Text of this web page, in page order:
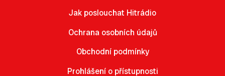
Jak poslouchat Hitrádio
Ochrana osobních údajů
Obchodní podmínky
Prohlášení o přístupnosti